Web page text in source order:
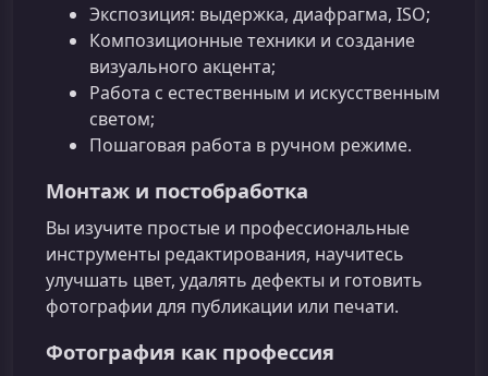
Экспозиция: выдержка, диафрагма, ISO;
Композиционные техники и создание
визуального акцента;
Работа с естественным и искусственным
светом;
Пошаговая работа в ручном режиме.
Монтаж и постобработка
Вы изучите простые и профессиональные
инструменты редактирования, научитесь
улучшать цвет, удалять дефекты и готовить
фотографии для публикации или печати.
Фотография как профессия